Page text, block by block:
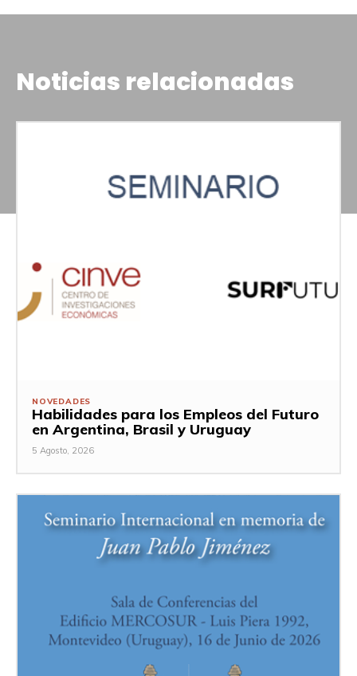
Noticias relacionadas
NOVEDADES
Habilidades para los Empleos del Futuro
en Argentina, Brasil y Uruguay
5 Agosto, 2026